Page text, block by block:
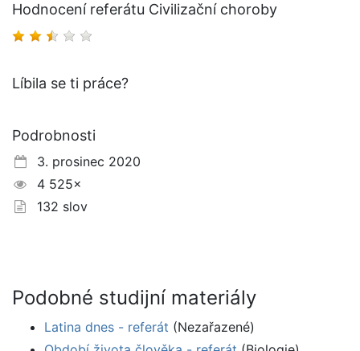
Hodnocení referátu Civilizační choroby
Líbila se ti práce?
Podrobnosti
3. prosinec 2020
4 525×
132 slov
Podobné studijní materiály
Latina dnes - referát (Nezařazené)